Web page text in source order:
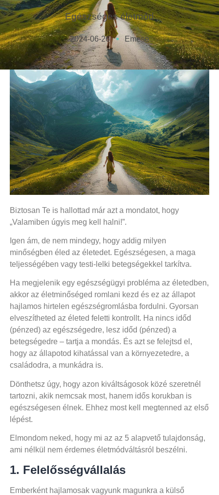
Egészséges életmód
2024-06-26 Emese
Biztosan Te is hallottad már azt a mondatot, hogy
„Valamiben úgyis meg kell halni!”.
Igen ám, de nem mindegy, hogy addig milyen
minőségben éled az életedet. Egészségesen, a maga
teljességében vagy testi-lelki betegségekkel tarkítva.
Ha megjelenik egy egészségügyi probléma az életedben,
akkor az életminőséged romlani kezd és ez az állapot
hajlamos hirtelen egészségromlásba fordulni. Gyorsan
elveszítheted az életed feletti kontrollt. Ha nincs időd
(pénzed) az egészségedre, lesz időd (pénzed) a
betegségedre – tartja a mondás. És azt se felejtsd el,
hogy az állapotod kihatással van a környezetedre, a
családodra, a munkádra is.
Dönthetsz úgy, hogy azon kiváltságosok közé szeretnél
tartozni, akik nemcsak most, hanem idős korukban is
egészségesen élnek. Ehhez most kell megtenned az első
lépést.
Elmondom neked, hogy mi az az 5 alapvető tulajdonság,
ami nélkül nem érdemes életmódváltásról beszélni.
1. Felelősségvállalás
Emberként hajlamosak vagyunk magunkra a külső